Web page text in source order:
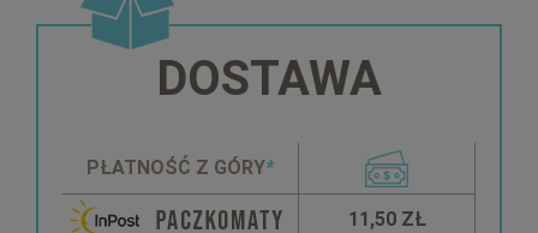
DOSTAWA
PŁATNOŚĆ Z GÓRY*
11,50 ZŁ